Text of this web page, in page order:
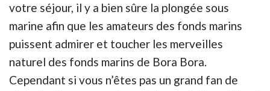
votre séjour, il y a bien sûre la plongée sous
marine afin que les amateurs des fonds marins
puissent admirer et toucher les merveilles
naturel des fonds marins de Bora Bora.
Cependant si vous n’êtes pas un grand fan de